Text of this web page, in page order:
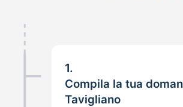
1.
Compila la tua
Tavigliano